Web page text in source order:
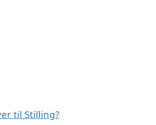
til Stilling?